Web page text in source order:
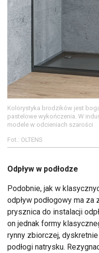
Kolorystyka brodzików jest
pastelowe wykończenia. W
modele w odcieniach szarości
Fot.: OLTENS
Odpływ w podłodze
Podobnie, jak w
odpływ podłogowy ma
prysznica do instalacji
on jednak formy
rynny zbiorczej,
podłogi natrysku.